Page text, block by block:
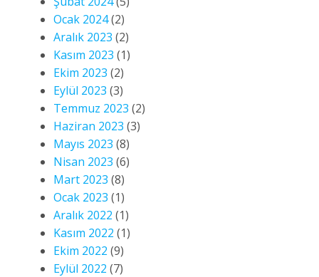
Ocak 2024(2)
Aralık 2023 (2)
Kasım 2023 (1)
Ekim 2023 (2)
Eylül 2023 (3)
Temmuz 2023 (2)
Haziran 2023 (3)
Mayıs 2023 (8)
Nisan 2023 (6)
Mart 2023 (8)
Ocak 2023 (1)
Aralık 2022 (1)
Kasım 2022 (1)
Ekim 2022 (9)
Eylül 2022 (7)